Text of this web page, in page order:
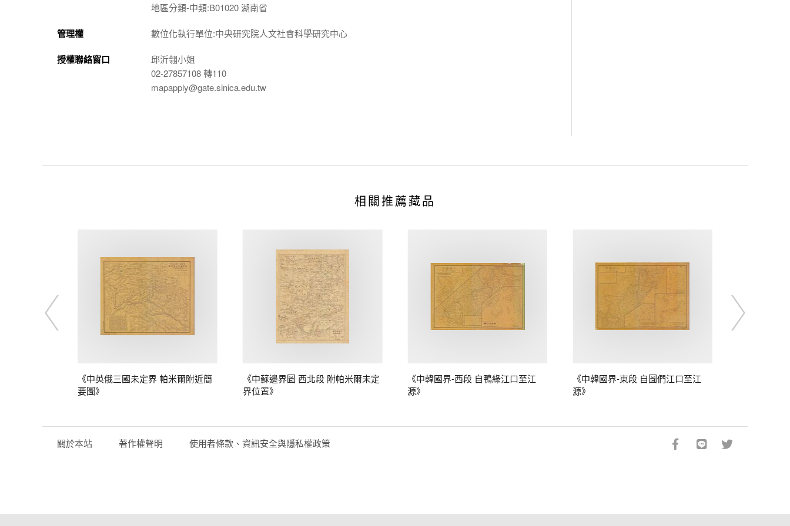
地區分類-中類:B01020 湖南省
管理權 數位化執行單位:中央研究院人文社會科學研究中心
授權聯絡窗口
邱沂翎小姐
02-27857108 轉110
mapapply@gate.sinica.edu.tw
相關推薦藏品
《中英俄三國未定界 帕米爾附近簡
要圖》
《中蘇邊界圖 西北段 附帕米爾未定
界位置》
《中韓國界-西段 自鴨綠江口至江
源》
《中韓國界-東段 自圖們江口至江
源》
關於本站 著作權聲明 使用者條款、資訊安全與隱私權政策